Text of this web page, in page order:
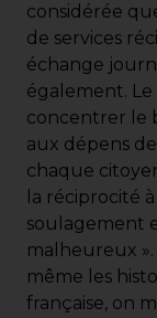
considérée
de services
échange
également.
concentrer le
aux dépens
chaque
la réciprocité
soulagement
malheureux ».
même les
française, on